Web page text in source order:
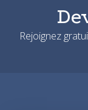
Rejoignez